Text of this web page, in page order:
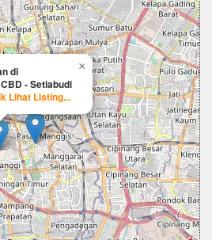
di
- Setiabudi
Lihat Listing...
×